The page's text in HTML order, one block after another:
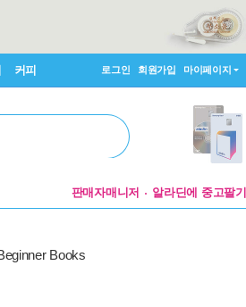
커피 로그인 회원가입 마이페이지
판매자매니저 알라딘에 중고팔기
Books